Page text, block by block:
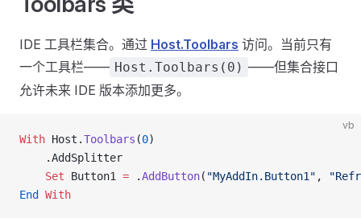
IDE 工具栏集合。通过 Host.Toolbars 访问。当前只有
一个工具栏—— Host.Toolbars(0) ——但集合接口
允许未来 IDE 版本添加更多。
vb
With Host.Toolbars (0)
    .AddSplitter
    Set
Button1 = .AddButton( "MyAddIn.Button1" ,
End
With